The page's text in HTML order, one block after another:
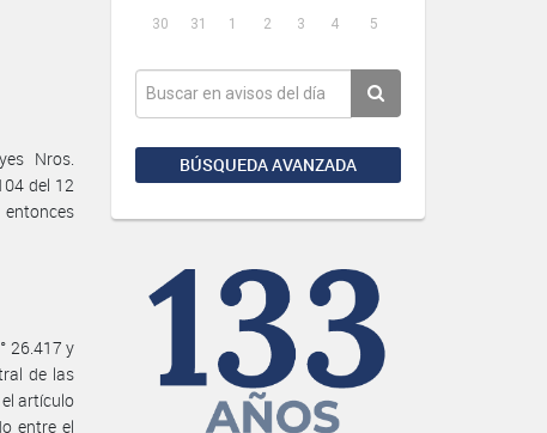
30
31 1 2 3 4 5
BÚSQUEDA AVANZADA
Nros.
del 12
26.417 y
de las
artículo
entre el